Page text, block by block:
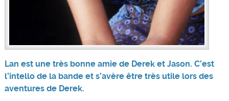
Lan est une très bonne amie de Derek et Jason. C’est
l’intello de la bande et s’avère être très utile lors des
aventures de Derek.